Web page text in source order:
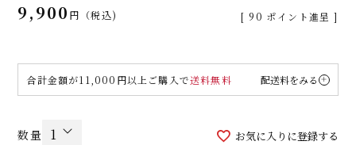
9,900 税込 [ 90 ポイント進呈 ]
合計金額が11,000円以上ご購入で送料無料 配送料をみる
お気に入りに登録する